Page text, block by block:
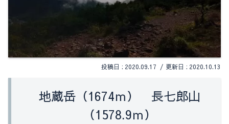
2020.09.17 2020.10.13
地蔵岳（1674ｍ） 長七郎山
（1578.9ｍ）